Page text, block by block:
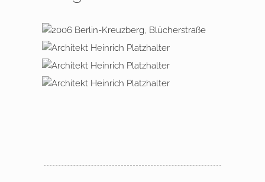
2006 Berlin Kreuzberg,
Blücherstraße
2002 Berlin Prenzlauer Berg
2002 Berlin Prenzlauer Berg
1998 Berlin Neukölln